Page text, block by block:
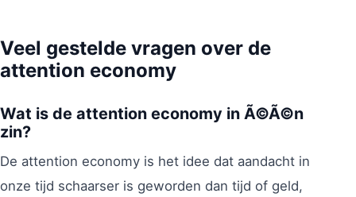
Veel gestelde vragen over de
attention economy
Wat is de attention economy in Ã©Ã©n
zin?
De attention economy is het idee dat aandacht in
onze tijd schaarser is geworden dan tijd of geld,